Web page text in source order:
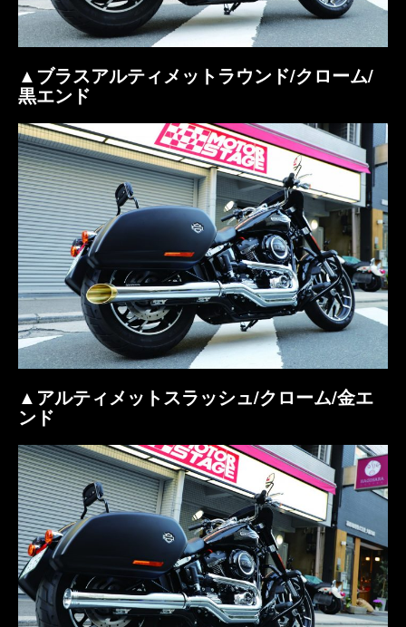
▲ブラスアルティメットラウンド/クローム/
黒エンド
▲アルティメットスラッシュ/クローム/金エ
ンド